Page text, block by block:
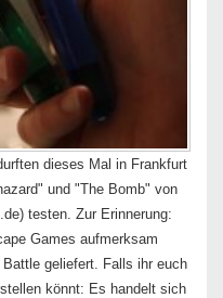
dieses Mal in Frankfurt
und "The Bomb" von
testen. Zur Erinnerung:
Games aufmerksam
geliefert. Falls ihr euch
könnt: Es handelt sich